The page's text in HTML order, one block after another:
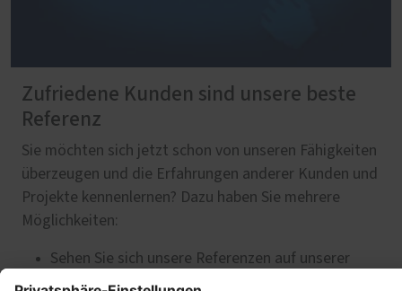
Zufriedene Kunden sind unsere beste
Referenz
Sie möchten sich jetzt schon von unseren Fähigkeiten
überzeugen und die Erfahrungen anderer Kunden und
Projekte kennenlernen? Dazu haben Sie mehrere
Möglichkeiten:
Sehen Sie sich unsere Referenzen auf unserer
Homepage an